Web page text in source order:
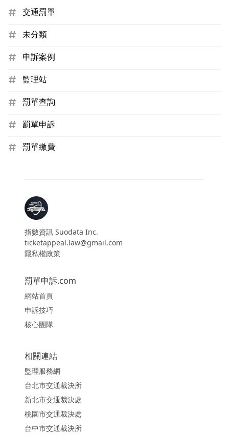
交通罰單
未分類
申訴案例
監理站
罰單查詢
罰單申訴
罰單繳費
指數資訊 Suodata Inc.
ticketappeal.law@gmail.com
隱私權政策
罰單申訴.com
網站首頁
申訴技巧
核心團隊
相關連結
監理服務網
台北市交通裁決所
新北市交通裁決處
桃園市交通裁決處
台中市交通裁決所